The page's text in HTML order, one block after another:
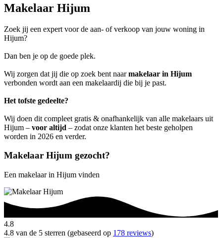
Makelaar Hijum
Zoek jij een expert voor de aan- of verkoop van jouw woning in
Hijum?
Dan ben je op de goede plek.
Wij zorgen dat jij die op zoek bent naarmakelaar in Hijum
verbonden wordt aan een makelaardij die bij je past.
Het tofste gedeelte?
Wij doen dit compleet gratis & onafhankelijk van alle makelaars uit
Hijum – voor altijd – zodat onze klanten het beste geholpen
worden in 2026 en verder.
Makelaar Hijum gezocht?
Een makelaar in Hijum vinden
4.8
4.8 van de 5 sterren (gebaseerd op 178 reviews)